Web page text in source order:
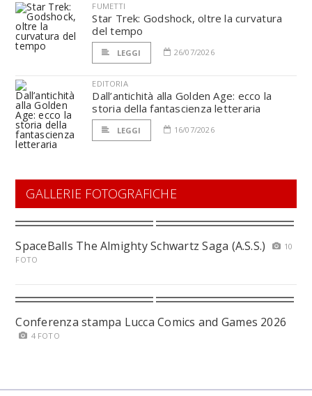
FUMETTI
Star Trek: Godshock, oltre la curvatura
del tempo
LEGGI 26/07/2026
EDITORIA
Dall’antichità alla Golden Age: ecco la
storia della fantascienza letteraria
LEGGI 16/07/2026
GALLERIE FOTOGRAFICHE
SpaceBalls The Almighty Schwartz Saga (A.S.S.)
10
FOTO
Conferenza stampa Lucca Comics and Games 2026
4 FOTO